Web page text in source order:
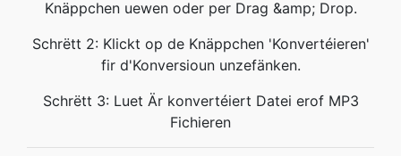
Knäppchen uewen oder per Drag &amp; Drop.
Schrëtt 2: Klickt op de Knäppchen 'Konvertéieren'
fir d'Konversioun unzefänken.
Schrëtt 3: Luet Är konvertéiert Datei erof MP3
Fichieren